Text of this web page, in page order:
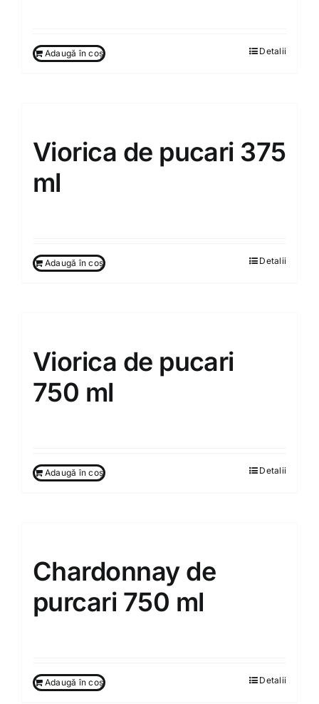
Adaugă în coș Detalii
Viorica de pucari 375
ml
Adaugă în coș Detalii
Viorica de pucari
750 ml
Adaugă în coș Detalii
Chardonnay de
purcari 750 ml
Adaugă în coș Detalii